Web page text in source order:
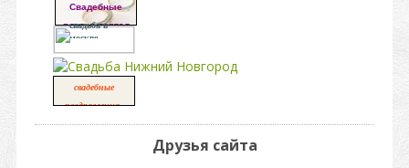
Свадебные
платья портал
свадьба в
москве
свадебные
поздравления,
свадьба
Друзья сайта